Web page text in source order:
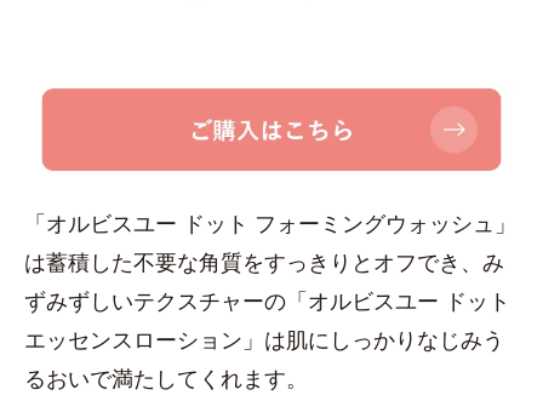
「オルビスユー ドット フォーミングウォッシュ」
は蓄積した不要な角質をすっきりとオフでき、み
ずみずしいテクスチャーの「オルビスユー ドット
エッセンスローション」は肌にしっかりなじみう
るおいで満たしてくれます。